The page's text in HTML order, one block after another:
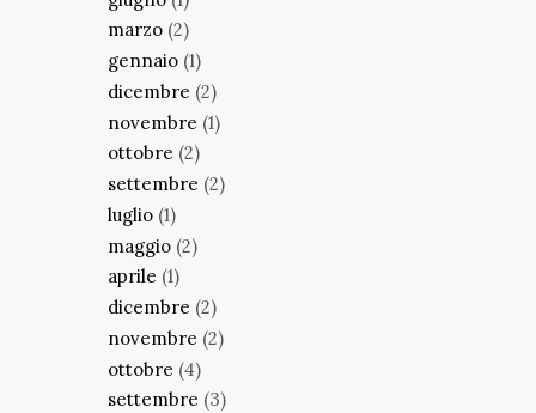
marzo (2)
gennaio (1)
dicembre (2)
novembre (1)
ottobre (2)
settembre (2)
luglio (1)
maggio (2)
aprile (1)
dicembre (2)
novembre (2)
ottobre (4)
settembre (3)